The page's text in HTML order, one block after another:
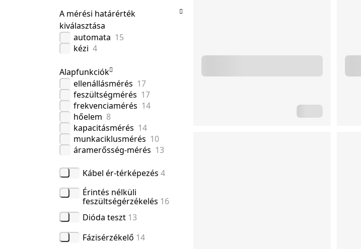
A mérési határérték
kiválasztása
automata 15
kézi 4
Alapfunkciók
ellenállásmérés 17
feszültségmérés 17
frekvenciamérés 14
hőelem 8
kapacitásmérés 14
munkaciklusmérés 10
áramerősség-mérés 13
Kábel ér-térképezés 4
Érintés nélküli
feszültségérzékelés 16
Dióda teszt 13
Fázisérzékelő 14